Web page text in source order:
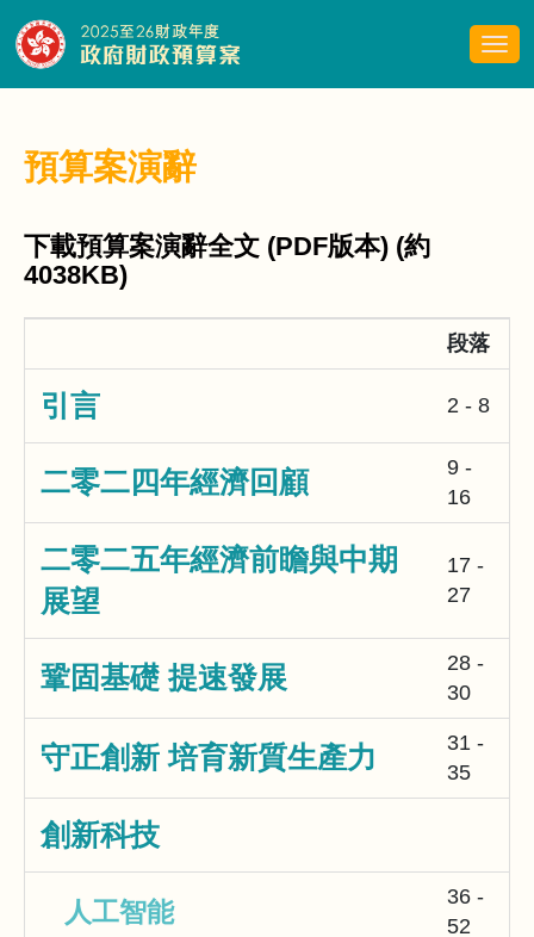
切
預算案演辭
下載預算案演辭全文 (PDF版本) (約
4038KB)
段落
引言 2 - 8
二零二四年經濟回顧
9 -
16
二零二五年經濟前瞻與中期
展望
17 -
27
鞏固基礎 提速發展
28 -
30
守正創新 培育新質生產力
31 -
35
創新科技
人工智能
36 -
52